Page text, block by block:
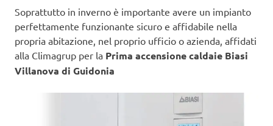
Soprattutto in inverno è importante avere un impianto
perfettamente funzionante sicuro e affidabile nella
propria abitazione, nel proprio ufficio o azienda, affidati
alla Climagrup per la Prima accensione caldaie Biasi
Villanova di Guidonia